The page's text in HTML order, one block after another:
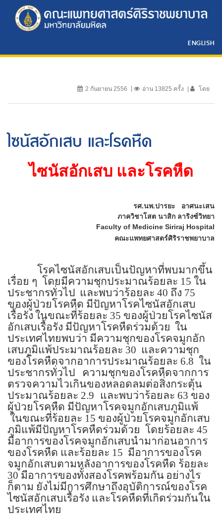
ENGLISH
2 กันยายน 2556 อ่าน 13825 ครั้ง โดย
ไซนัสอักเสบ และโรคหืด
ไซนัสอักเสบ และโรคหืด
รศ.นพ.ปารยะ
อาศนะเสน
ภาควิชาโสต นาสิก ลาริงซ์วิทยา
Faculty of Medicine Siriraj Hospital
คณะแพทยศาสตร์ศิริราชพยาบาล
โรคไซนัสอักเสบเป็นปัญหาที่พบมากขึ้น
เรื่อย ๆ โดยมีความชุกประมาณร้อยละ 15 ใน
ประชากรทั่วไป และพบว่าร้อยละ 40 ถึง 75
ของผู้ป่วยโรคหืด มีปัญหาโรคไซนัสอักเสบ
เรื้อรัง ในขณะที่ร้อยละ 35 ของผู้ป่วยโรคไซนัส
อักเสบเรื้อรัง มีปัญหาโรคหืดร่วมด้วย ใน
ประเทศไทยพบว่า มีความชุกของโรคจมูกอัก
เสบภูมิแพ้ประมาณร้อยละ 30 และความชุก
ของโรคหืดจากอาการประมาณร้อยละ 6.8 ใน
ประชากรทั่วไป
ความชุกของโรคหืดจากการ
ตรวจความไวเกินของหลอดลมต่อสิ่งกระตุ้น
ประมาณร้อยละ 2.9 และพบว่าร้อยละ 63 ของ
ผู้ป่วยโรคหืด มีปัญหาโรคจมูกอักเสบภูมิแพ้
ในขณะที่ร้อยละ 15 ของผู้ป่วยโรคจมูกอักเสบ
ภูมิแพ้มีปัญหาโรคหืดร่วมด้วย โดยร้อยละ 45
มีอาการของโรคจมูกอักเสบนำมาก่อนอาการ
ของโรคหืด และร้อยละ 15 มีอาการของโรค
จมูกอักเสบตามหลังอาการของโรคหืด ร้อยละ
30 มีอาการของทั้งสองโรคพร้อมกัน อย่างไร
ก็ตาม ยังไม่มีการศึกษาถึงอุบัติการณ์ของโรค
ไซนัสอักเสบเรื้อรัง และโรคหืดที่เกิดร่วมกันใน
ประเทศไทย